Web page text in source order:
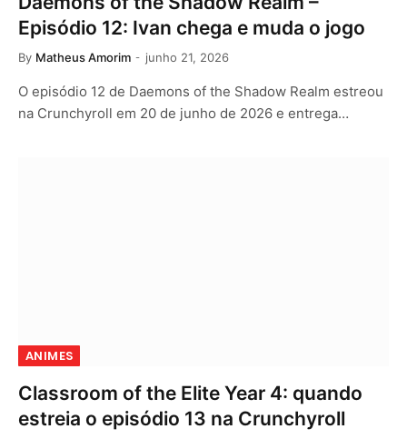
Episódio 12: Ivan chega e muda o jogo
By Matheus Amorim junho 21, 2026
O episódio 12 de Daemons of the Shadow Realm estreou
na Crunchyroll em 20 de junho de 2026 e entrega…
ANIMES
Classroom of the Elite Year 4: quando
estreia o episódio 13 na Crunchyroll